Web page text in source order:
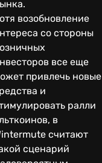
возобновление
со стороны
все еще
привлечь новые
и
ралли
в
считают
сценарий